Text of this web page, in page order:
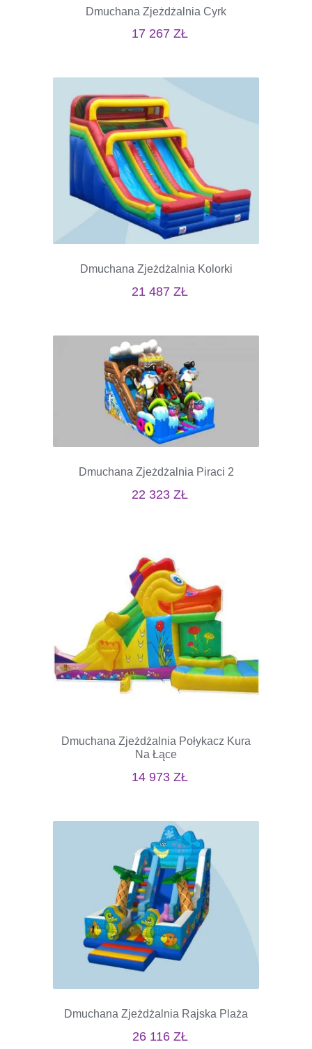
Dmuchana Zjeżdżalnia Cyrk
17 267 ZŁ
Dmuchana Zjeżdżalnia Kolorki
21 487 ZŁ
Dmuchana Zjeżdżalnia Piraci 2
22 323 ZŁ
Dmuchana Zjeżdżalnia Połykacz Kura
Na Łące
14 973 ZŁ
Dmuchana Zjeżdżalnia Rajska Plaża
26 116ZŁ